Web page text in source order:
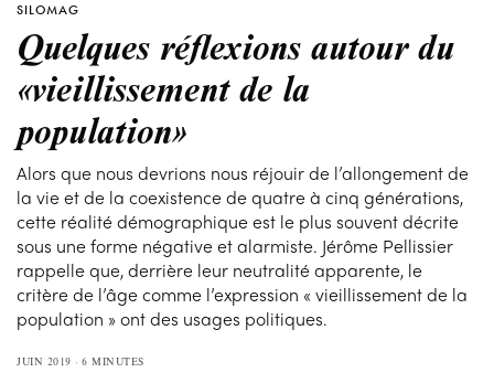
SILOMAG
Quelques réflexions autour du
«vieillissement de la
population»
Alors que nous devrions nous réjouir de l’allongement de
la vie et de la coexistence de quatre à cinq générations,
cette réalité démographique est le plus souvent décrite
sous une forme négative et alarmiste. Jérôme Pellissier
rappelle que, derrière leur neutralité apparente, le
critère de l’âge comme l’expression « vieillissement de la
population » ont des usages politiques.
JUIN 2019 6 MINUTES